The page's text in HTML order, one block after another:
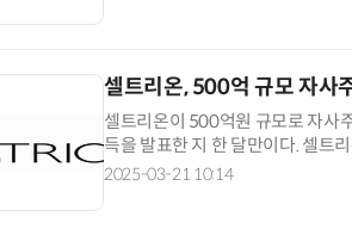
셀트리온, 500억 규모 자사
셀트리온이 500억원 규모로 자사
득을 발표한 지 한 달만이다. 셀트
는 약 500억원에 달한다. 회사는
2025-03-21 10:14